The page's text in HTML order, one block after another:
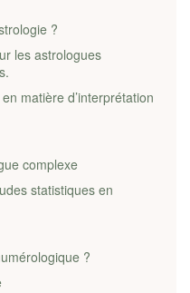
?
les astrologues
matière d’interprétation
complexe
statistiques en
?